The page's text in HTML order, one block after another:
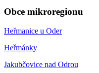
Obce mikroregionu
Heřmanice u Oder
Heřmánky
Jakubčovice nad Odrou